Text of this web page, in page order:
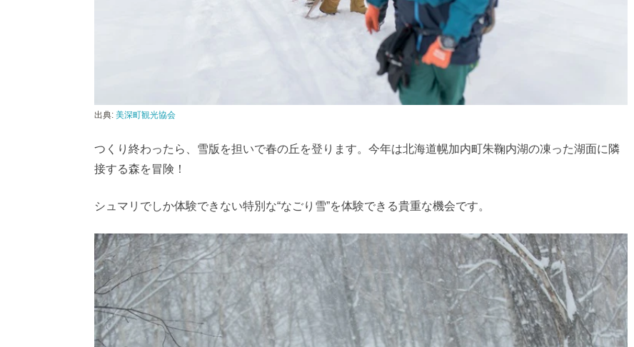
出典: 美深町観光協会
つくり終わったら、雪版を担いで春の丘を登ります。今年は北海道幌加内町朱鞠内湖の凍った湖面に隣
接する森を冒険！
シュマリでしか体験できない特別な“なごり雪”を体験できる貴重な機会です。